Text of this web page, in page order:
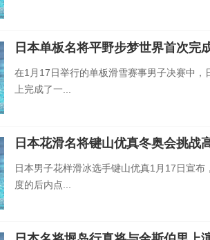
日本单板名将平野步梦世界首次完
在1月17日举行的单板滑雪赛事男子决赛中
上完成了一...
日本花滑名将键山优真冬奥会挑战
日本男子花样滑冰选手键山优真1月17日宣
度的后内点...